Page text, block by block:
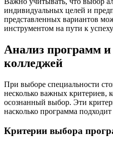
индивидуальных целей и
представленных вариантов
инструментом на пути к
Анализ программ и
колледжей
При выборе специальности
несколько важных критериев,
осознанный выбор. Эти
насколько программа
Критерии выбора